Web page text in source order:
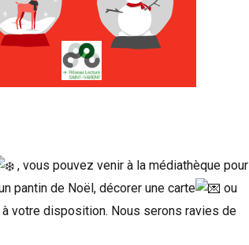
, vous pouvez venir à la médiathèque pour
pantin de Noël, décorer une carte
ou
votre disposition. Nous serons ravies de